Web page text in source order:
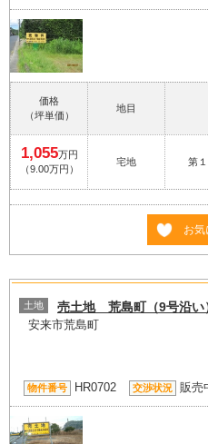
価格
（坪単価）
地目
1,055万円
（9.00万円）
宅地 第
お気
土地 売土地 荒島町（9号沿い
安来市荒島町
物件番号 HR0702 交渉状況 販売